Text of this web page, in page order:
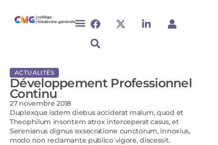
ACTUALITÉS
Développement Professionnel
Continu
27 novembre 2018
Duplexque isdem diebus acciderat malum, quod et
Theophilum insontem atrox interceperat casus, et
Serenianus dignus exsecratione cunctorum, innoxius,
modo non reclamante publico vigore, discessit.